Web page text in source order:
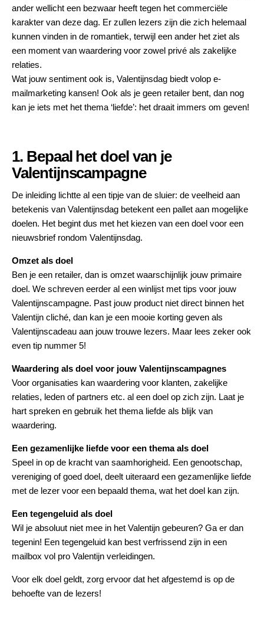
ander wellicht een bezwaar heeft tegen het commerciële
karakter van deze dag. Er zullen lezers zijn die zich helemaal
kunnen vinden in de romantiek, terwijl een ander het ziet als
een moment van waardering voor zowel privé als zakelijke
relaties.
Wat jouw sentiment ook is, Valentijnsdag biedt volop e-
mailmarketing kansen! Ook als je geen retailer bent, dan nog
kan je iets met het thema ‘liefde’: het draait immers om geven!
1. Bepaal het doel van je
Valentijnscampagne
De inleiding lichtte al een tipje van de sluier: de veelheid aan
betekenis van Valentijnsdag betekent een pallet aan mogelijke
doelen. Het begint dus met het kiezen van een doel voor een
nieuwsbrief rondom Valentijnsdag.
Omzet als doel
Ben je een retailer, dan is omzet waarschijnlijk jouw primaire
doel. We schreven eerder al een winlijst met tips voor jouw
Valentijnscampagne. Past jouw product niet direct binnen het
Valentijn cliché, dan kan je een mooie korting geven als
Valentijnscadeau aan jouw trouwe lezers. Maar lees zeker ook
even tip nummer 5!
Waardering als doel voor jouw Valentijnscampagnes
Voor organisaties kan waardering voor klanten, zakelijke
relaties, leden of partners etc. al een doel op zich zijn. Laat je
hart spreken en gebruik het thema liefde als blijk van
waardering.
Een gezamenlijke liefde voor een thema als doel
Speel in op de kracht van saamhorigheid. Een genootschap,
vereniging of goed doel, deelt uiteraard een gezamenlijke liefde
met de lezer voor een bepaald thema, wat het doel kan zijn.
Een tegengeluid als doel
Wil je absoluut niet mee in het Valentijn gebeuren? Ga er dan
tegenin! Een tegengeluid kan best verfrissend zijn in een
mailbox vol pro Valentijn verleidingen.
Voor elk doel geldt, zorg ervoor dat het afgestemd is op de
behoefte van de lezers!